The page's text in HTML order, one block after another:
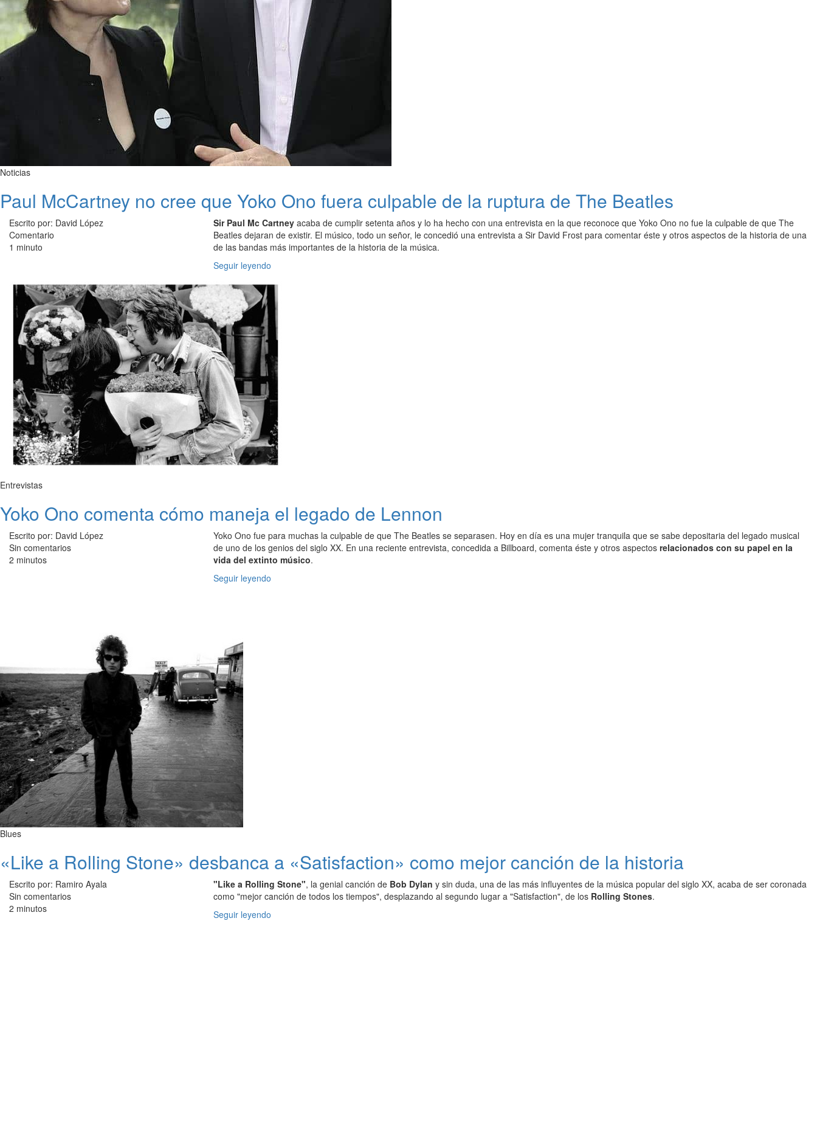
Noticias
Paul McCartney no cree que Yoko Ono fuera culpable de la ruptura de The Beatles
Escrito por: David López
Comentario
1 minuto
Sir Paul Mc Cartney acaba de cumplir setenta años y lo ha hecho con una entrevista en la que reconoce que Yoko Ono no fue la culpable de que The
Beatles dejaran de existir. El músico, todo un señor, le concedió una entrevista a Sir David Frost para comentar éste y otros aspectos de la historia de una
de las bandas más importantes de la historia de la música.
Seguir leyendo
Entrevistas
Yoko Ono comenta cómo maneja el legado de Lennon
Escrito por: David López
Sin comentarios
2 minutos
Yoko Ono fue para muchas la culpable de que The Beatles se separasen. Hoy en día es una mujer tranquila que se sabe depositaria del legado musical
de uno de los genios del siglo XX. En una reciente entrevista, concedida a Billboard, comenta éste y otros aspectos relacionados con su papel en la
vida del extinto músico.
Seguir leyendo
Blues
«Like a Rolling Stone» desbanca a «Satisfaction» como mejor canción de la historia
Escrito por: Ramiro Ayala
Sin comentarios
2 minutos
"Like a Rolling Stone", la genial canción de Bob Dylan y sin duda, una de las más influyentes de la música popular del siglo XX, acaba de ser coronada
como "mejor canción de todos los tiempos", desplazando al segundo lugar a "Satisfaction", de los Rolling Stones.
Seguir leyendo